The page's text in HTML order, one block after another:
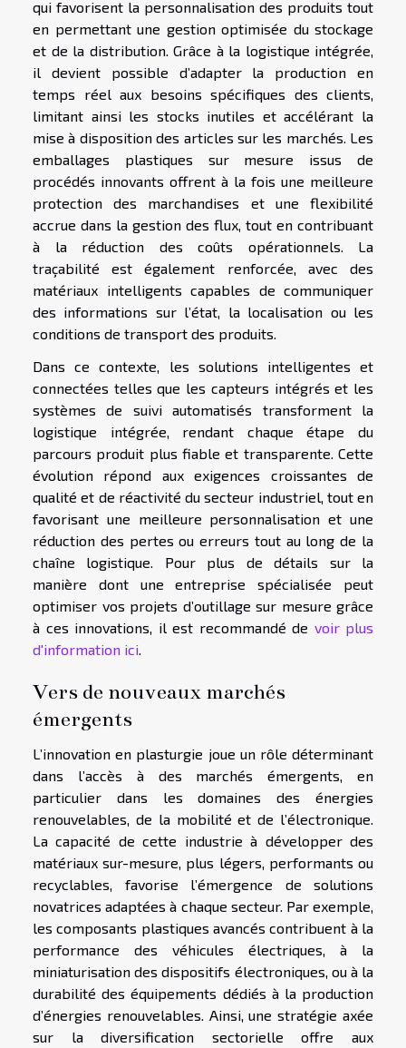
qui favorisent la personnalisation des produits tout
en permettant une gestion optimisée du stockage
et de la distribution. Grâce à la logistique intégrée,
il devient possible d’adapter la production en
temps réel aux besoins spécifiques des clients,
limitant ainsi les stocks inutiles et accélérant la
mise à disposition des articles sur les marchés. Les
emballages plastiques sur mesure issus de
procédés innovants offrent à la fois une meilleure
protection des marchandises et une flexibilité
accrue dans la gestion des flux, tout en contribuant
à la réduction des coûts opérationnels. La
traçabilité est également renforcée, avec des
matériaux intelligents capables de communiquer
des informations sur l’état, la localisation ou les
conditions de transport des produits.
Dans ce contexte, les solutions intelligentes et
connectées telles que les capteurs intégrés et les
systèmes de suivi automatisés transforment la
logistique intégrée, rendant chaque étape du
parcours produit plus fiable et transparente. Cette
évolution répond aux exigences croissantes de
qualité et de réactivité du secteur industriel, tout en
favorisant une meilleure personnalisation et une
réduction des pertes ou erreurs tout au long de la
chaîne logistique. Pour plus de détails sur la
manière dont une entreprise spécialisée peut
optimiser vos projets d’outillage sur mesure grâce
à ces innovations, il est recommandé de voir plus
d'information ici.
Vers de nouveaux marchés
émergents
L’innovation en plasturgie joue un rôle déterminant
dans l’accès à des marchés émergents, en
particulier dans les domaines des énergies
renouvelables, de la mobilité et de l’électronique.
La capacité de cette industrie à développer des
matériaux sur-mesure, plus légers, performants ou
recyclables, favorise l’émergence de solutions
novatrices adaptées à chaque secteur. Par exemple,
les composants plastiques avancés contribuent à la
performance des véhicules électriques, à la
miniaturisation des dispositifs électroniques, ou à la
durabilité des équipements dédiés à la production
d’énergies renouvelables. Ainsi, une stratégie axée
sur la diversification sectorielle offre aux